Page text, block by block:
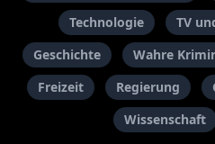
Technologie
TV
Geschichte
Wahre
Freizeit
Regierung
Wissenschaft